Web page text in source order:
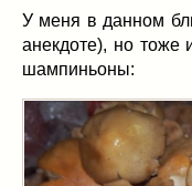
жареное(3)
запекаем(11)
напитки(1)
разное(6)
рыбные блюда (4)
салаты
У меня в данном
анекдоте), но тоже
шампиньоны: